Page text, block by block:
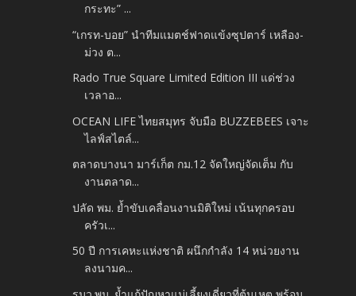
กระทะ” ...
“เกรท-บอย” นำทีมแมตช์ฟาดแข้งซุปตาร์ เหลือง-
ม่วง ต...
Rado True Square Limited Edition III แด่ช่วง
เวลาอ...
OCEAN LIFE ไทยสมุทร จับมือ BUZZEBEES เจาะ
ไลฟ์สไตล์...
ตลาดบางนา มาร์เก็ต กม.12 จัดใหญ่จัดเต็ม กับ
งานตลาด...
ปลัด พม. ย้ำขับเคลื่อนงานมิติใหม่ เน้นทุกครอบ
ครัวเ...
50 ปี การเคหะแห่งชาติ ผนึกกำลัง 14 หน่วยงาน
ลงนามค...